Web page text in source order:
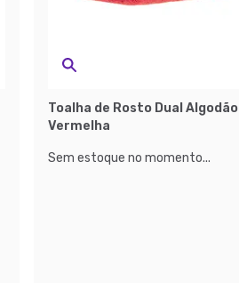
Toalha de Rosto Dual Algodão
Vermelha
Sem estoque no momento...